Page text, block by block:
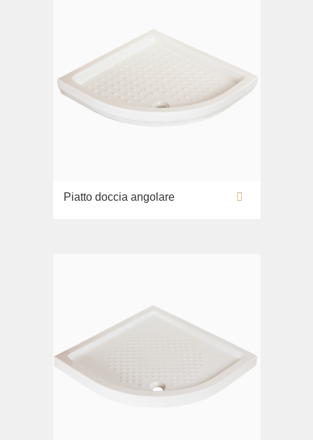
Piatto doccia angolare